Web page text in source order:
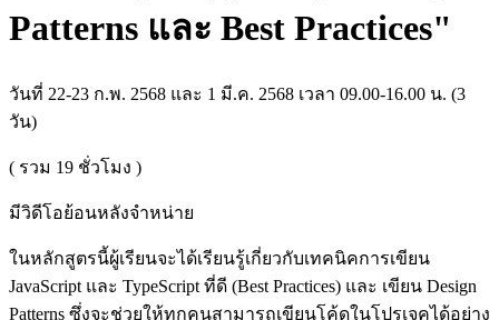
Patterns และ Best Practices"
วันที่ 22-23 ก.พ. 2568 และ 1 มี.ค. 2568 เวลา 09.00-16.00 น. (3
วัน)
( รวม 19 ชั่วโมง )
มีวิดีโอย้อนหลังจำหน่าย
ในหลักสูตรนี้ผู้เรียนจะได้เรียนรู้เกี่ยวกับเทคนิคการเขียน
JavaScript และ TypeScript ที่ดี (Best Practices) และ เขียน Design
Patterns ซึ่งจะช่วยให้ทุกคนสามารถเขียนโค้ดในโปรเจคได้อย่าง